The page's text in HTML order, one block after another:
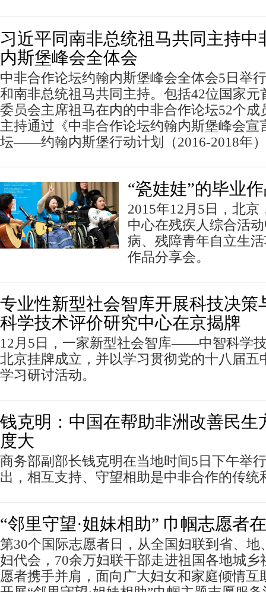
习近平同南非总统祖马共同主持中
内斯堡峰会全体会
中非合作论坛约翰内斯堡峰会全体会5日举
和南非总统祖马共同主持。包括42位国家元
委员会主席祖马在内的中非合作论坛52个成
主持通过《中非合作论坛约翰内斯堡峰会宣
坛——约翰内斯堡行动计划（2016-2018年
“瓷娃娃”的毕业
2015年12月5日，北
中心在残疾人综合活
病、残障青年自立生
作品分享会。
专业性新型社会智库开展科技决策
科学技术评价研究中心在京揭牌
12月5日，一家新型社会智库——中智科学
北京挂牌成立，并以学习贯彻党的十八届五
学习研讨活动。
钱克明：中国在帮助非洲改善民生
度大
商务部副部长钱克明在当地时间5日下午举
出，相互支持、守望相助是中非合作的传统
“邻里守望·姐妹相助” 巾帼志愿者
第30个国际志愿者日，从全国妇联到省、地
妇代会，70余万妇联干部走进祖国各地城乡
愿者携手并肩，面向广大妇女和家庭倾情互